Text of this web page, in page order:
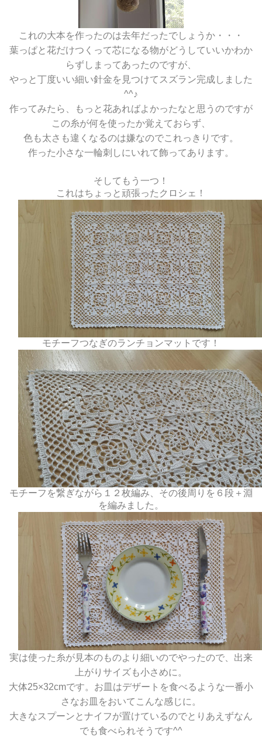
これの大本を作ったのは去年だったでしょうか・・・
葉っぱと花だけつくって芯になる物がどうしていいかわか
らずしまってあったのですが、
やっと丁度いい細い針金を見つけてスズラン完成しました
^^♪
作ってみたら、もっと花あればよかったなと思うのですが
この糸が何を使ったか覚えておらず、
色も太さも違くなるのは嫌なのでこれっきりです。
作った小さな一輪刺しにいれて飾ってあります。
そしてもう一つ！
これはちょっと頑張ったクロシェ！
モチーフつなぎのランチョンマットです！
モチーフを繋ぎながら１２枚編み、その後周りを６段＋淵
を編みました。
実は使った糸が見本のものより細いのでやったので、出来
上がりサイズも小さめに。
大体25×32cmです。お皿はデザートを食べるような一番小
さなお皿をおいてこんな感じに。
大きなスプーンとナイフが置けているのでとりあえずなん
でも食べられそうです^^